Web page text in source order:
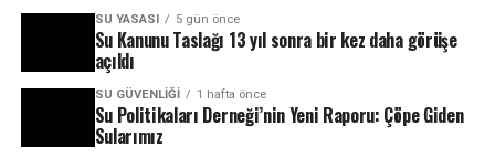
SU YASASI 5 gün önce
Su Kanunu Taslağı 13 yıl sonra bir kez daha görüşe
açıldı
SU GÜVENLIĞI 1 hafta önce
Su Politikaları Derneği’nin Yeni Raporu: Çöpe Giden
Sularımız